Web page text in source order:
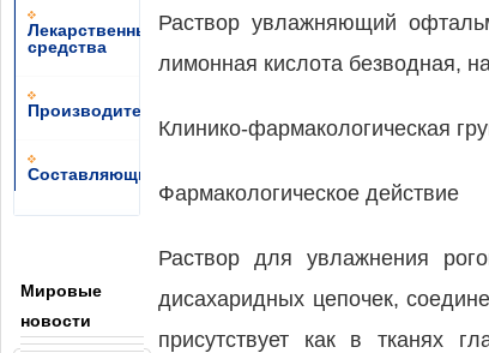
Лекарственные
средства
Производители
Составляющие
Мировые
новости
Раствор увлажняющий
лимонная кислота безводная,
Клинико-фармакологическая
Фармакологическое действие
Раствор для увлажнения
дисахаридных цепочек,
присутствует как в тканях